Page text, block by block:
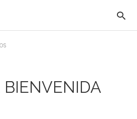
BIENVENIDA